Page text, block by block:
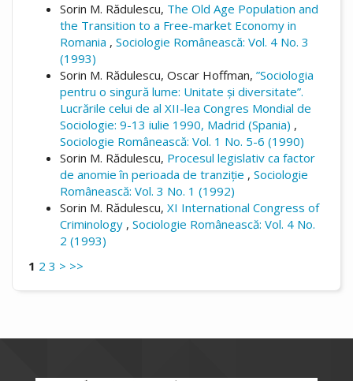
Sorin M. Rădulescu, The Old Age Population and
the Transition to a Free-market Economy in
Romania , Sociologie Românească: Vol. 4 No. 3
(1993)
Sorin M. Rădulescu, Oscar Hoffman, ”Sociologia
pentru o singură lume: Unitate și diversitate”.
Lucrările celui de al XII-lea Congres Mondial de
Sociologie: 9-13 iulie 1990, Madrid (Spania) ,
Sociologie Românească: Vol. 1 No. 5-6 (1990)
Sorin M. Rădulescu, Procesul legislativ ca factor
de anomie în perioada de tranziție , Sociologie
Românească: Vol. 3 No. 1 (1992)
Sorin M. Rădulescu, XI International Congress of
Criminology , Sociologie Românească: Vol. 4 No.
2 (1993)
1 2 3 > >>